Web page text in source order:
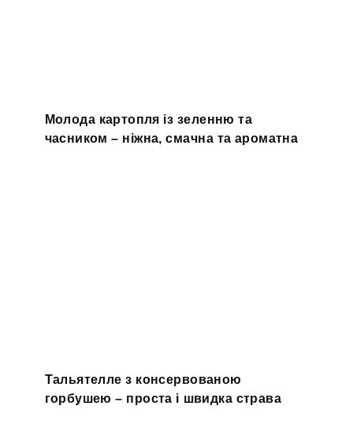
Молода картопля із зеленню та
часником – ніжна, смачна та ароматна
Тальятелле з консервованою
горбушею – проста і швидка страва